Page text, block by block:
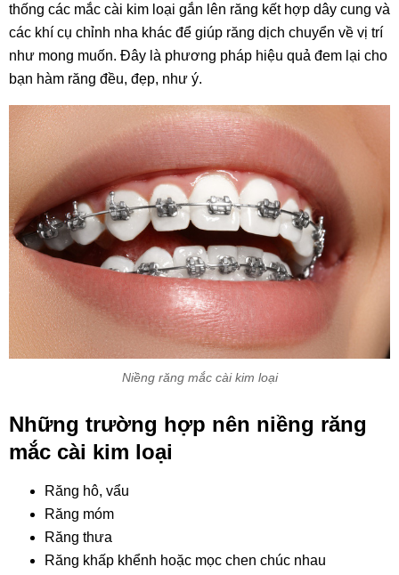
thống các mắc cài kim loại gắn lên răng kết hợp dây cung và
các khí cụ chỉnh nha khác để giúp răng dịch chuyển về vị trí
như mong muốn. Đây là phương pháp hiệu quả đem lại cho
bạn hàm răng đều, đẹp, như ý.
Niềng răng mắc cài kim loại
Những trường hợp nên niềng răng
mắc cài kim loại
Răng hô, vẩu
Răng móm
Răng thưa
Răng khấp khểnh hoặc mọc chen chúc nhau